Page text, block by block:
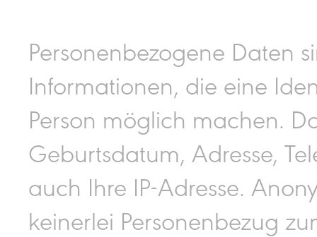
Personenbezogene Daten
Informationen, die eine
Person möglich machen.
Geburtsdatum, Adresse,
auch Ihre IP-Adresse.
keinerlei Personenbezug